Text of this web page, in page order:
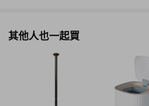
其他人也一起買